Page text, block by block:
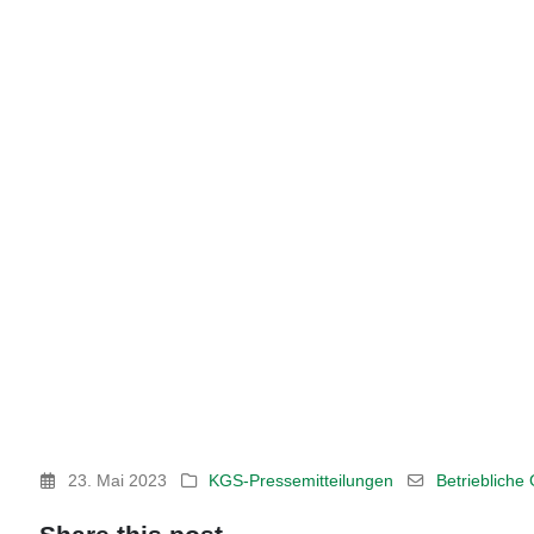
23. Mai 2023 KGS-Pressemitteilungen Betriebliche